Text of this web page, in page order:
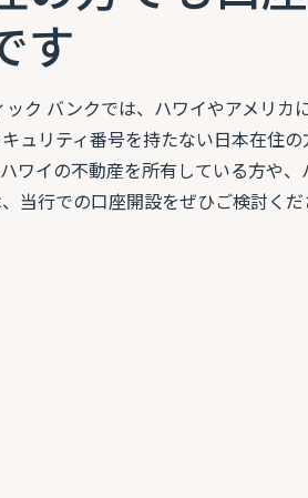
す
ク バンクでは、ハワイやアメリカ
ュリティ番号を持たない日本在住
ワイの不動産を所有している方や
当行での口座開設をぜひご検討くだ